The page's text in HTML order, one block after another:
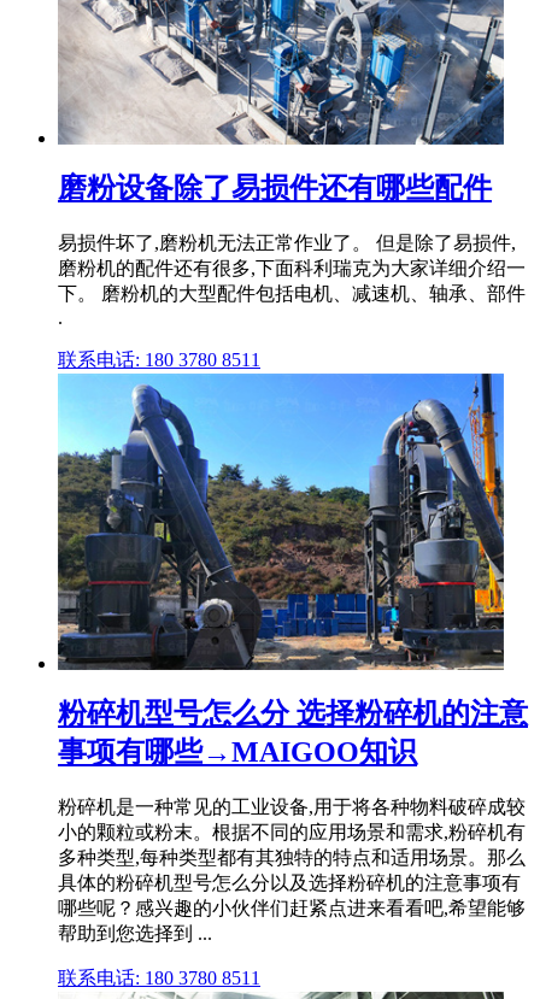
磨粉设备除了易损件还有哪些配件
易损件坏了,磨粉机无法正常作业了。 但是除了易损件,
磨粉机的配件还有很多,下面科利瑞克为大家详细介绍一
下。 磨粉机的大型配件包括电机、减速机、轴承、部件
.
联系电话: 180 3780 8511
粉碎机型号怎么分 选择粉碎机的注意
事项有哪些→MAIGOO知识
粉碎机是一种常见的工业设备,用于将各种物料破碎成较
小的颗粒或粉末。根据不同的应用场景和需求,粉碎机有
多种类型,每种类型都有其独特的特点和适用场景。那么
具体的粉碎机型号怎么分以及选择粉碎机的注意事项有
哪些呢？感兴趣的小伙伴们赶紧点进来看看吧,希望能够
帮助到您选择到 ...
联系电话: 180 3780 8511